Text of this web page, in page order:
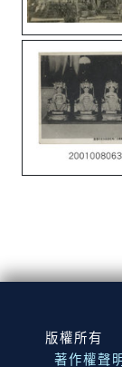
:::
版權所有
著作權聲